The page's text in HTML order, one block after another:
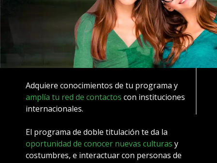
Adquiere conocimientos de tu programa y
amplía tu red de contactos con instituciones
internacionales.
El programa de doble titulación te da la
oportunidad de conocer nuevas culturas y
costumbres, e interactuar con personas de